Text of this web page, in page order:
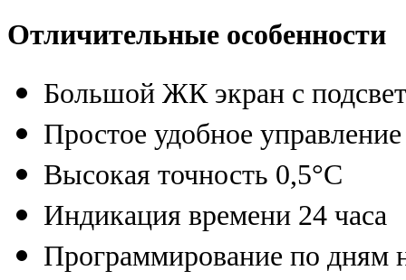
Отличительные особенности
Большой ЖК экран с
Простое удобное управление
Высокая точность 0,5°С
Индикация времени 24 часа
Программирование по дням